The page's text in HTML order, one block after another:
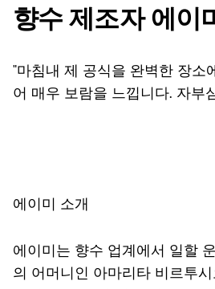
향수 제조자 에이
"마침내 제 공식을 완벽한 장소
어 매우 보람을 느낍니다. 자부
에이미 소개
에이미는 향수 업계에서 일할
의 어머니인 아마리타 비르투